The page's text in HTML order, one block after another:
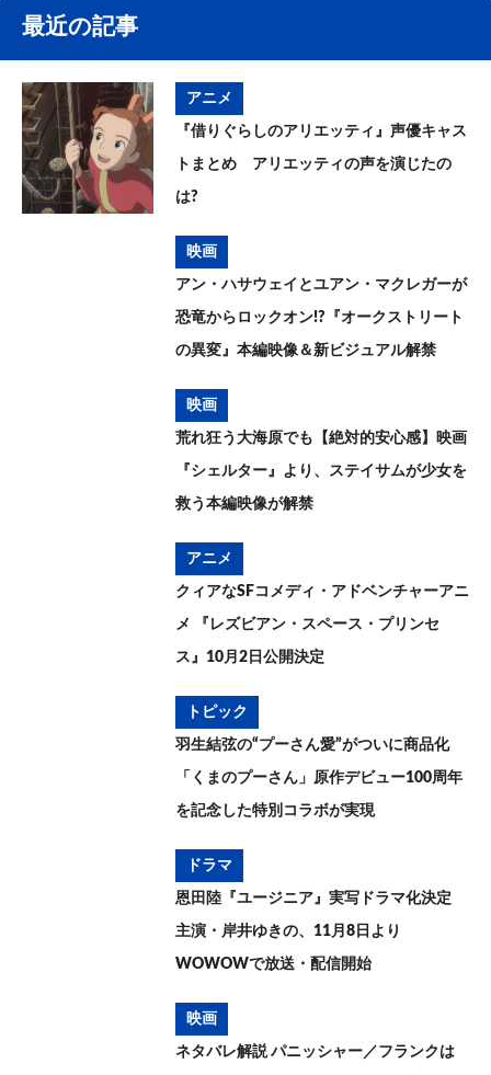
最近の記事
アニメ
『借りぐらしのアリエッティ』声優キャス
トまとめ アリエッティの声を演じたの
は?
映画
アン・ハサウェイとユアン・マクレガーが
恐竜からロックオン!?『オークストリート
の異変』本編映像＆新ビジュアル解禁
映画
荒れ狂う大海原でも【絶対的安心感】映画
『シェルター』より、ステイサムが少女を
救う本編映像が解禁
アニメ
クィアなSFコメディ・アドベンチャーアニ
メ 『レズビアン・スペース・プリンセ
ス』10月2日公開決定
トピック
羽生結弦の“プーさん愛”がついに商品化
「くまのプーさん」原作デビュー100周年
を記念した特別コラボが実現
ドラマ
恩田陸『ユージニア』実写ドラマ化決定
主演・岸井ゆきの、11月8日より
WOWOWで放送・配信開始
映画
ネタバレ解説 パニッシャー／フランクは